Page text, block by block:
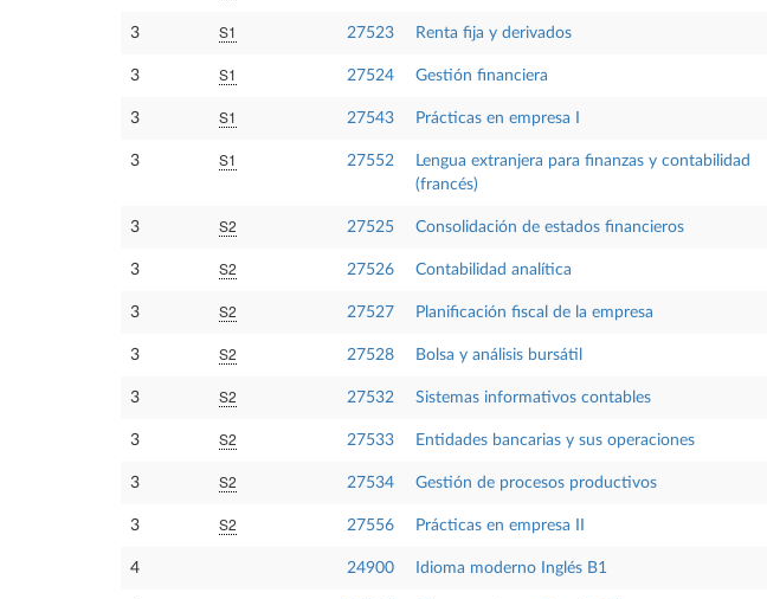
3 S1 27523 Renta fija y derivados
3 S1 27524 Gestión financiera
3 S1 27543 Prácticas en empresa I
3 S1 27552
Lengua extranjera para finanzas y contabilidad
(francés)
3 S2 27525 Consolidación de estados financieros
3 S2 27526 Contabilidad analítica
3 S2 27527 Planificación fiscal de la empresa
3 S2 27528 Bolsa y análisis bursátil
3 S2 27532 Sistemas informativos contables
3 S2 27533 Entidades bancarias y sus operaciones
3 S2 27534 Gestión de procesos productivos
3 S2 27556 Prácticas en empresa II
4 24900 Idioma moderno Inglés B1